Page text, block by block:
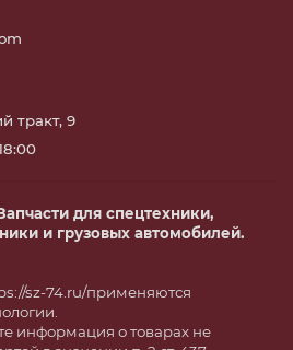
тракт, 9
для спецтехники,
и грузовых автомобилей.
sz-74.ru/применяются
информация о товарах не